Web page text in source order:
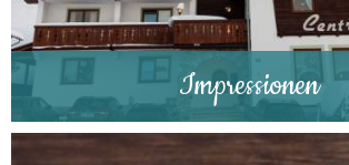
Impressionen